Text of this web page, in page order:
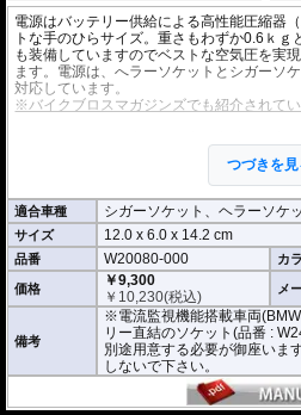
便利な仕様と高い耐久性
付属品: 車両のオンボードソケット用
と、車両外で充電するためのクランプ
CAN-Bus対応設定済み: 提供するバー
みであり、特別な調整は必要ありません
高い耐久性: IP54の耐候性ハウジング
電源はバッテリー供給による高性能圧縮器
トな手のひらサイズ。重さもわずか0.6ｋ
も装備していますのでベストな空気圧を実
ます。電源は、へラーソケットとシガーソ
対応しています。
※バイクブロスマガジンズでも紹介されてい
付属。 四輪車、二輪車のタイヤだけでな
・ゴムボート、浮き輪等用
・サーガーボール、バスケットボール等用
・英式自転車バルブ用
新規充填速度の目安 (空の状態から充填した
・自転車:約1分(4bar)
・2輪タイヤ 約4分(2.5bar)
・小型4輪タイヤ 約6.5分(2.5bar)
・標準4輪タイヤ 約8.5分(2.5bar)
※電流監視機能搭載車両(BMWのCAN-BUS
ケット(品番 : W24060-000 又は W21140-
ます。車両のソケットからは直接給電しな
つづきを見
適合車種 シガーソケット、ヘラーソケ
サイズ 12.0 x 6.0 x 14.2 cm
品番 W20080-000 カ
価格
￥9,300
￥ 10,230(税込) メ
備考
※電流監視機能搭載車両
リー直結のソケット(品番 :
別途用意する必要が御座いま
しないで下さい。